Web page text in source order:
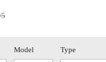
Model Type